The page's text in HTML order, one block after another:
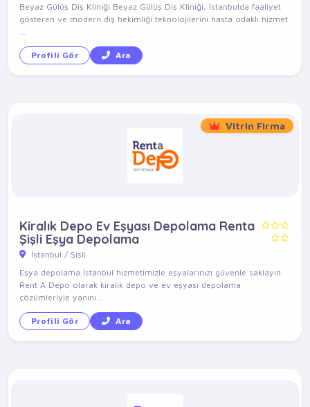
Beyaz Gülüş Diş Kliniği Beyaz Gülüş Diş Kliniği, İstanbulda faaliyet
gösteren ve modern diş hekimliği teknolojilerini hasta odaklı hizmet
...
Profili Gör Ara
Vitrin Firma
Kiralık Depo Ev Eşyası Depolama Renta
Şişli Eşya Depolama
İstanbul / Şişli
Eşya depolama İstanbul hizmetimizle eşyalarınızı güvenle saklayın.
Rent A Depo olarak kiralık depo ve ev eşyası depolama
çözümleriyle yanını...
Profili Gör Ara